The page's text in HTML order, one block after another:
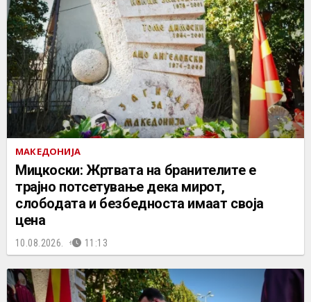
МАКЕДОНИЈА
Мицкоски: Жртвата на бранителите е
трајно потсетување дека мирот,
слободата и безбедноста имаат своја
цена
10.08.2026. 11:13